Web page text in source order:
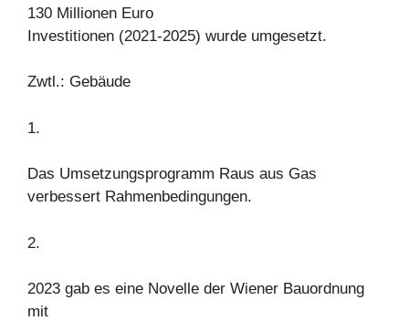
130 Millionen Euro
Investitionen (2021-2025) wurde umgesetzt.
Zwtl.: Gebäude
1.
Das Umsetzungsprogramm Raus aus Gas
verbessert Rahmenbedingungen.
2.
2023 gab es eine Novelle der Wiener Bauordnung
mit